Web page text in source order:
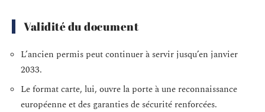
Validité du document
L’ancien permis peut continuer à servir jusqu’en janvier
2033.
Le format carte, lui, ouvre la porte à une reconnaissance
européenne et des garanties de sécurité renforcées.